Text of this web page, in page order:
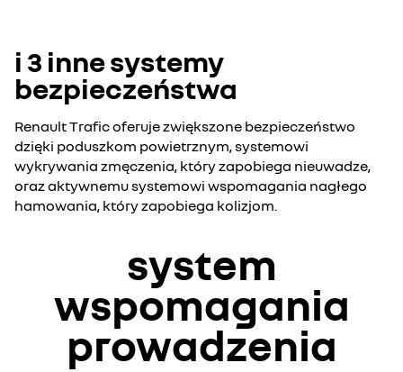
i 3 inne systemy
bezpieczeństwa
Renault Trafic oferuje zwiększone bezpieczeństwo
dzięki poduszkom powietrznym, systemowi
wykrywania zmęczenia, który zapobiega nieuwadze,
oraz aktywnemu systemowi wspomagania nagłego
hamowania, który zapobiega kolizjom.
system
wspomagania
prowadzenia